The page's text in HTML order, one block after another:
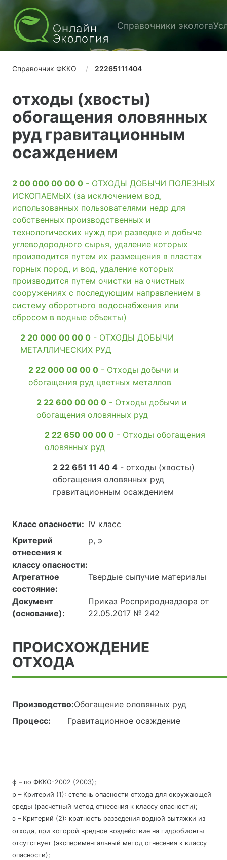
Справочники эколога
Справочник ФККО 22265111404
отходы (хвосты)
обогащения оловянных
руд гравитационным
осаждением
2 00 000 00 00 0 - ОТХОДЫ ДОБЫЧИ ПОЛЕЗНЫХ
ИСКОПАЕМЫХ (за исключением вод,
использованных пользователями недр для
собственных производственных и
технологических нужд при разведке и добыче
углеводородного сырья, удаление которых
производится путем их размещения в пластах
горных пород, и вод, удаление которых
производится путем очистки на очистных
сооружениях с последующим направлением в
систему оборотного водоснабжения или
сбросом в водные объекты)
2 20 000 00 00 0 - ОТХОДЫ ДОБЫЧИ
МЕТАЛЛИЧЕСКИХ РУД
2 22 000 00 00 0 - Отходы добычи и
обогащения руд цветных металлов
2 22 600 00 00 0 - Отходы добычи и
обогащения оловянных руд
2 22 650 00 00 0 - Отходы обогащения
оловянных руд
2 22 651 11 40 4 - отходы (хвосты)
обогащения оловянных руд
гравитационным осаждением
Класс опасности: IV класс
Критерий
отнесения к
классу опасности:
р, э
Агрегатное
состояние:
Твердые сыпучие материалы
Документ
(основание):
Приказ Росприроднадзора от
22.05.2017 № 242
ПРОИСХОЖДЕНИЕ
ОТХОДА
Производство:Обогащение оловянных руд
Процесс:
Гравитационное осаждение
ф – по ФККО-2002 (2003);
р – Критерий (1): степень опасности отхода для окружающей
среды (расчетный метод отнесения к классу опасности);
э – Критерий (2): кратность разведения водной вытяжки из
отхода, при которой вредное воздействие на гидробионты
отсутствует (экспериментальный метод отнесения к классу
опасности);